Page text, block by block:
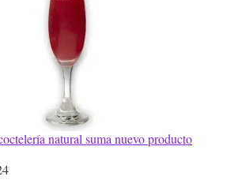
natural suma nuevo producto